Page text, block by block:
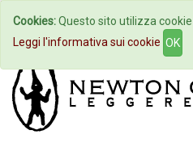
Home
Cookies:Questo sito utilizza
Leggi l'informativa sui cookie OK